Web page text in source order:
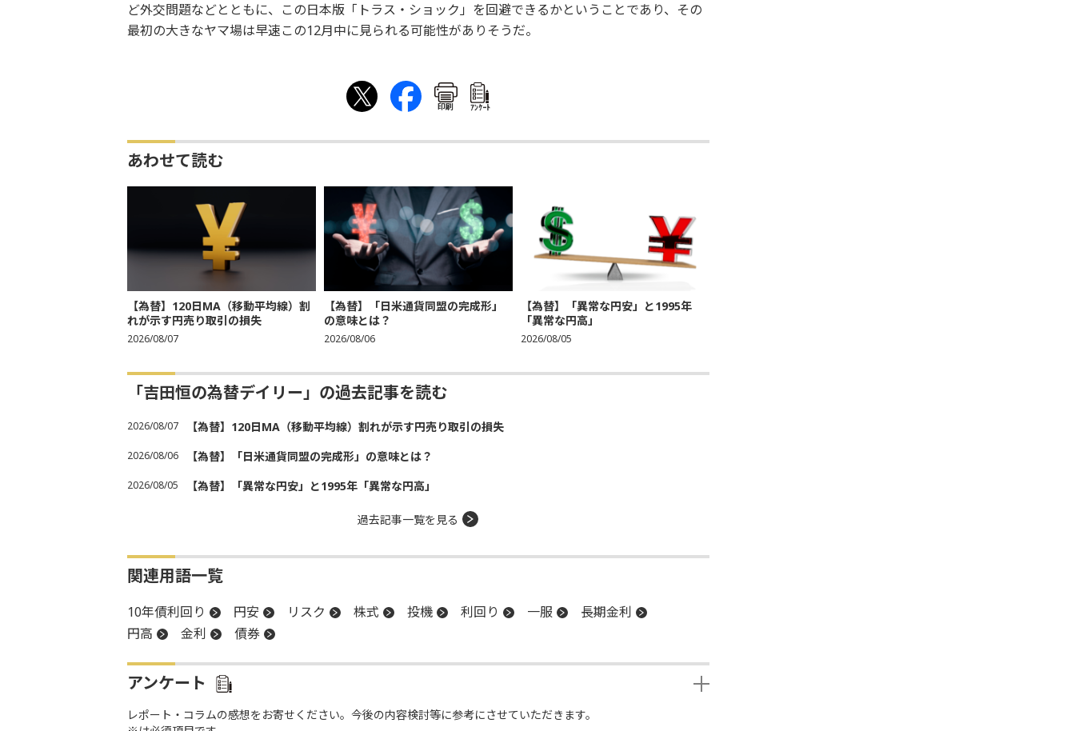
ど外交問題などとともに、この日本版「トラス・ショック」を回避できるかということであり、その
最初の大きなヤマ場は早速この12月中に見られる可能性がありそうだ。
印刷 ｱﾝｹｰﾄ
あわせて読む
【為替】120日MA（移動平均線）割
れが示す円売り取引の損失
2026/08/07
【為替】「日米通貨同盟の完成形」
の意味とは？
2026/08/06
【為替】「異常な円安」と1995年
「異常な円高」
2026/08/05
「吉田恒の為替デイリー」の過去記事を読む
2026/08/07 【為替】120日MA（移動平均線）割れが示す円売り取引の損失
2026/08/06 【為替】「日米通貨同盟の完成形」の意味とは？
2026/08/05 【為替】「異常な円安」と1995年「異常な円高」
過去記事一覧を見る
関連用語一覧
10年債利回り 円安 リスク 株式 投機 利回り 一服
長期金利
円高
金利 債券
アンケート
レポート・コラムの感想をお寄せください。今後の内容検討等に参考にさせていただきます。